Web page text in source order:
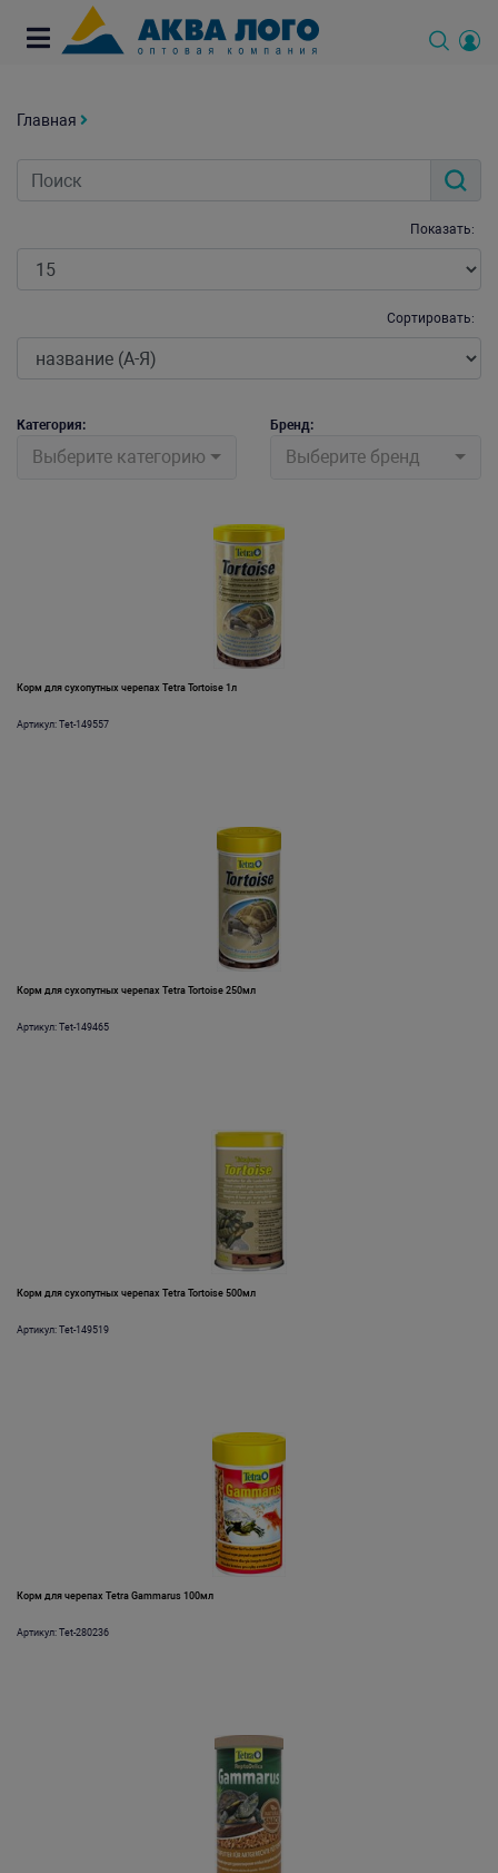
Главная
Показать:
Сортировать:
Категория:
Выберите категорию
Бренд:
Выберите бренд
Корм для сухопутных черепах Tetra Tortoise 1л
Артикул: Tet-149557
Корм для сухопутных черепах Tetra Tortoise 250мл
Артикул: Tet-149465
Корм для сухопутных черепах Tetra Tortoise 500мл
Артикул: Tet-149519
Корм для черепах Tetra Gammarus 100мл
Артикул: Tet-280236